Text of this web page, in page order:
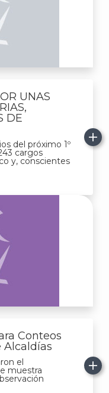
UNAS
DE
del próximo 1º
cargos
y, conscientes
Conteos
Alcaldías
el
muestra